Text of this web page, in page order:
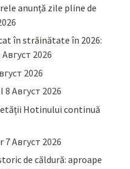
anunță zile pline de
în străinătate în 2026:
Август 2026
2026
8 Август 2026
Hotinului continuă
7 Август 2026
de căldură: aproape